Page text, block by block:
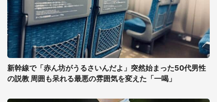
新幹線で「赤ん坊がうるさいんだよ」突然始まった50代男性
の説教 周囲も呆れる最悪の雰囲気を変えた「一喝」